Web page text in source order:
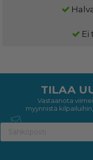
Ei
TILAA
Vastaanota
myynnistä